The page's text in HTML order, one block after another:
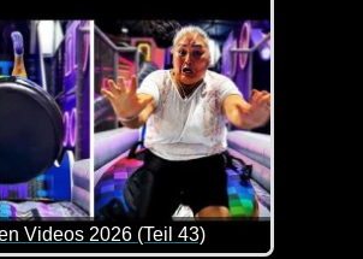
Videos 2026 (Teil 43)